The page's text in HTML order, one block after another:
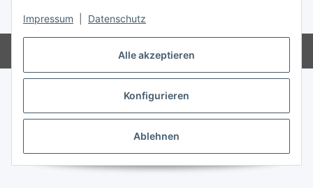
Alle akzeptieren
Konfigurieren
Ablehnen
Impressum Datenschutz
* Alle Preise inkl. gesetzlicher USt., zzgl.
Powered byJTL-Shop